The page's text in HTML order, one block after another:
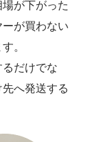
が下がった
が買わない
。
だけでな
へ発送する